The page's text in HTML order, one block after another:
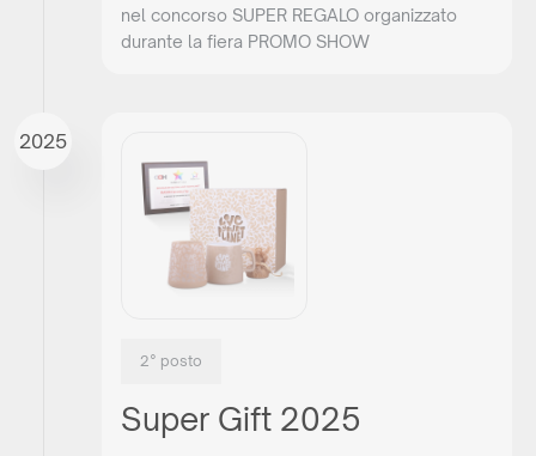
nel concorso SUPER REGALO organizzato
durante la fiera PROMO SHOW
2025
2° posto
Super Gift 2025